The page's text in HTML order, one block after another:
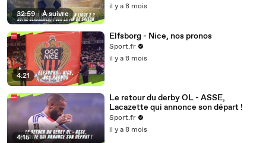
32:59 | À suivre
il y a 8 mois
4:21
Elfsborg - Nice, nos pronos
Sport.fr
il y a 8 mois
4:15
Le retour du derby OL - ASSE,
Lacazette qui annonce son départ !
Sport.fr
il y a 8 mois